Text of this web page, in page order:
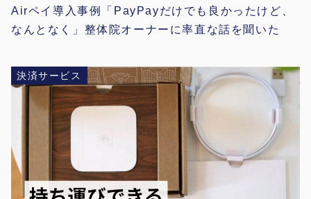
Airペイ導入事例「PayPayだけでも良かったけど、
なんとなく」整体院オーナーに率直な話を聞いた
決済サービス